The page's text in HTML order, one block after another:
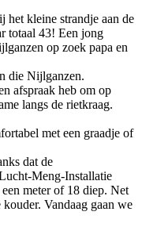
het kleine strandje aan de
totaal 43! Een jong
op zoek papa en
die Nijlganzen.
afspraak heb om op
langs de rietkraag.
met een graadje of
dat de
Meng-Installatie
meter of 18 diep. Net
Vandaag gaan we